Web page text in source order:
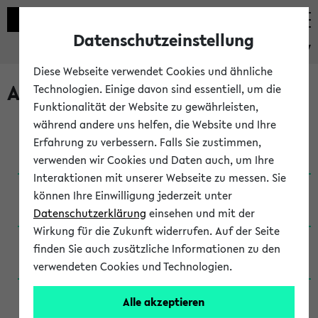
eKVV
Archivierte Studiengänge
Anglistik: British and American Studies / B.A.
(Einschreibung bis WiSe 16/17)
Anglistik: British and American Studies / B.A.
(Einschreibung bis SoSe 2015)
Anglistik: British and American Studies / B.A.
(Einschreibung bis SoSe 2013)
Anglistik: British and American Studies / Ba
(Einschreibung bis SoSe 2011)
Datenschutzeinstellung
Diese Webseite verwendet Cookies und ähnliche
Technologien. Einige davon sind essentiell, um die
Funktionalität der Website zu gewährleisten,
während andere uns helfen, die Website und Ihre
Erfahrung zu verbessern. Falls Sie zustimmen,
verwenden wir Cookies und Daten auch, um Ihre
Interaktionen mit unserer Webseite zu messen. Sie
können Ihre Einwilligung jederzeit unter
Datenschutzerklärung einsehen und mit der
Wirkung für die Zukunft widerrufen. Auf der Seite
finden Sie auch zusätzliche Informationen zu den
verwendeten Cookies und Technologien.
Alle akzeptieren